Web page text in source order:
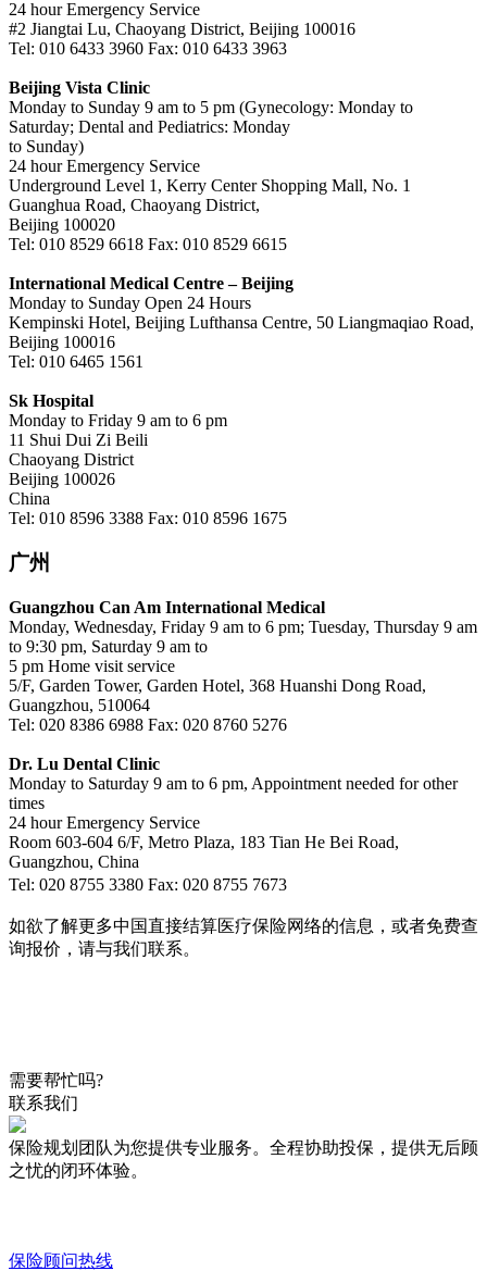
24 hour Emergency Service
#2 Jiangtai Lu, Chaoyang District, Beijing 100016
Tel: 010 6433 3960 Fax: 010 6433 3963
Beijing Vista Clinic
Monday to Sunday 9 am to 5 pm (Gynecology: Monday to
Saturday; Dental and Pediatrics: Monday
to Sunday)
24 hour Emergency Service
Underground Level 1, Kerry Center Shopping Mall, No. 1
Guanghua Road, Chaoyang District,
Beijing 100020
Tel: 010 8529 6618 Fax: 010 8529 6615
International Medical Centre – Beijing
Monday to Sunday Open 24 Hours
Kempinski Hotel, Beijing Lufthansa Centre, 50 Liangmaqiao Road,
Beijing 100016
Tel: 010 6465 1561
Sk Hospital
Monday to Friday 9 am to 6 pm
11 Shui Dui Zi Beili
Chaoyang District
Beijing 100026
China
Tel: 010 8596 3388 Fax: 010 8596 1675
广州
Guangzhou Can Am International Medical
Monday, Wednesday, Friday 9 am to 6 pm; Tuesday, Thursday 9 am
to 9:30 pm, Saturday 9 am to
5 pm Home visit service
5/F, Garden Tower, Garden Hotel, 368 Huanshi Dong Road,
Guangzhou, 510064
Tel: 020 8386 6988 Fax: 020 8760 5276
Dr. Lu Dental Clinic
Monday to Saturday 9 am to 6 pm, Appointment needed for other
times
24 hour Emergency Service
Room 603-604 6/F, Metro Plaza, 183 Tian He Bei Road,
Guangzhou, China
Tel: 020 8755 3380 Fax: 020 8755 7673
如欲了解更多中国直接结算医疗保险网络的信息，或者免费查
询报价，请与我们联系。
需要帮忙吗?
联系我们
保险规划团队为您提供专业服务。全程协助投保，提供无后顾
之忧的闭环体验。
保险顾问热线